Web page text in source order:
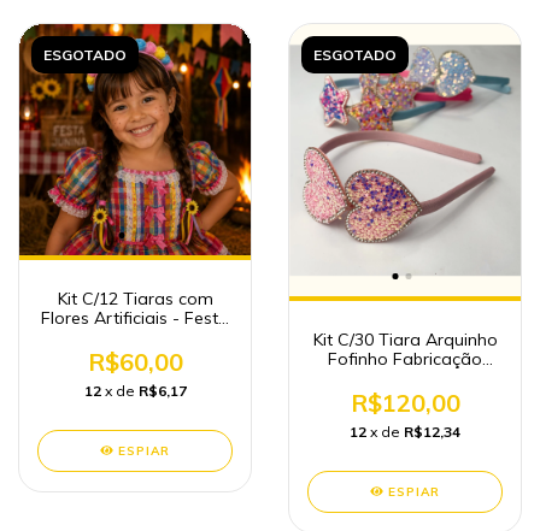
ESGOTADO
Kit C/12 Tiaras com
Flores Artificiais - Festa
R$60,00
12 x de R$6,17
ESPIAR
ESGOTADO
Kit C/30 Tiara Arquinho
Fofinho Fabricação
R$120,00
12 x de R$12,34
ESPIAR